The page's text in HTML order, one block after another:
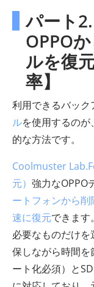
パート
OPPO
ルを復
率】
利用できるバッ
ルを使用するの
的な方法です。
Coolmuster
元） 強力なOPPO
ートフォンから
速に復元できます
必要なものだけ
保しながら時間
ート化必須）と